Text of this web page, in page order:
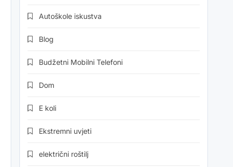
Autoškole iskustva
Blog
Budžetni Mobilni Telefoni
Dom
E koli
Ekstremni uvjeti
električni roštilj